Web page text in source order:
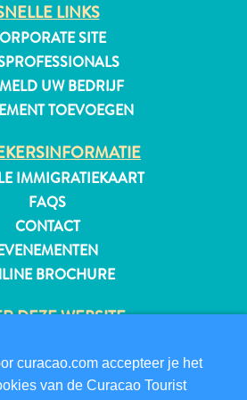
LINKS
SITE
UW BEDRIJF
TOEVOEGEN
IMMIGRATIEKAART
FAQS
CONTACT
BROCHURE
DEZE WEBSITE
curacao.com accepteer je het
van de Curacao Tourist